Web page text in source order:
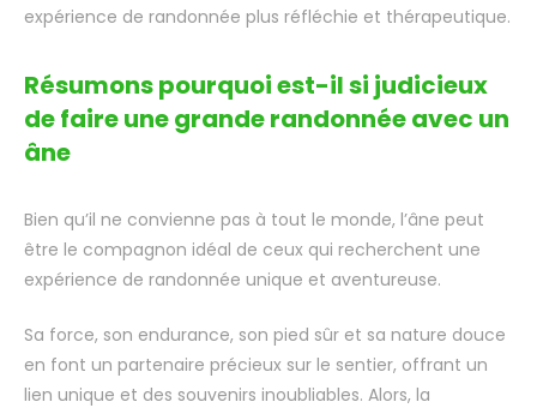
expérience de randonnée plus réfléchie et thérapeutique.
Résumons pourquoi est-il si judicieux
de faire une grande randonnée avec un
âne
Bien qu’il ne convienne pas à tout le monde, l’âne peut
être le compagnon idéal de ceux qui recherchent une
expérience de randonnée unique et aventureuse.
Sa force, son endurance, son pied sûr et sa nature douce
en font un partenaire précieux sur le sentier, offrant un
lien unique et des souvenirs inoubliables. Alors, la